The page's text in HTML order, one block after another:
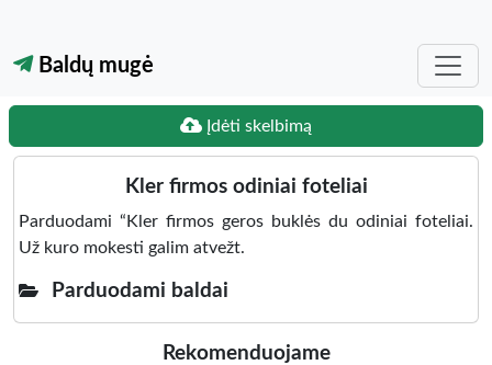
Baldų mugė
Įdėti skelbimą
Kler firmos odiniai foteliai
Parduodami “Kler firmos geros buklės du odiniai foteliai.
Už kuro mokesti galim atvežt.
Parduodami baldai
Rekomenduojame